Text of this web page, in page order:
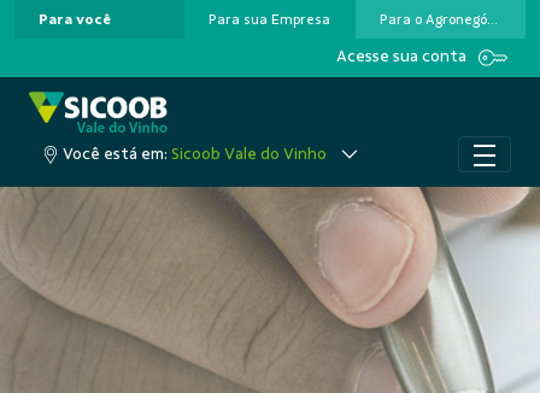
Pular para o Conteúdo principal
Para você Para sua Empresa Para o Agronegócio
Acesse sua conta
Você está em: Sicoob Vale do Vinho